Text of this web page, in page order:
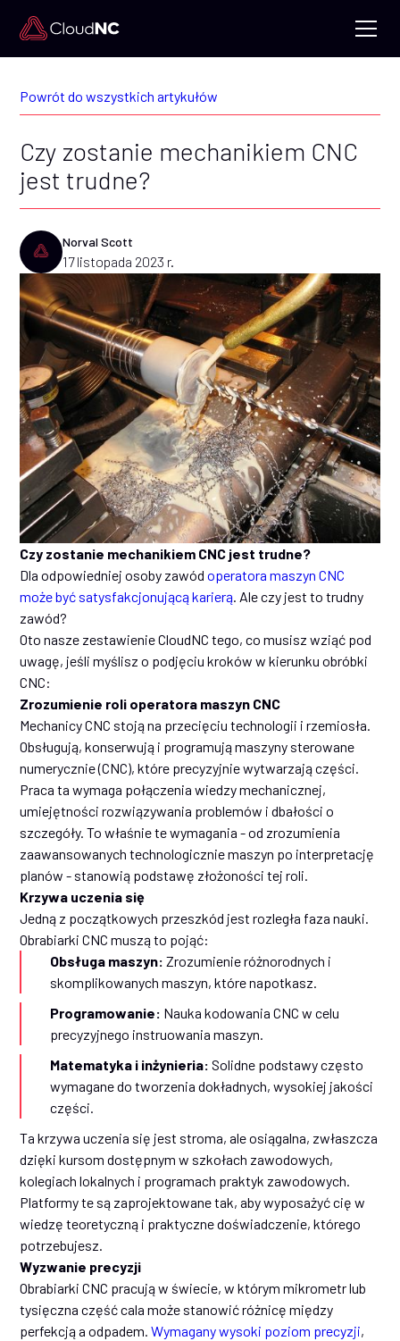
Powrót do wszystkich artykułów
Czy zostanie mechanikiem CNC
jest trudne?
Norval Scott
17 listopada 2023 r.
Czy zostanie mechanikiem CNC jest trudne?
Dla odpowiedniej osoby zawódoperatora maszyn CNC
może być satysfakcjonującą karierą. Ale czy jest to trudny
zawód?
Oto nasze zestawienie CloudNC tego, co musisz wziąć pod
uwagę, jeśli myślisz o podjęciu kroków w kierunku obróbki
CNC:
Zrozumienie roli operatora maszyn CNC
Mechanicy CNC stoją na przecięciu technologii i rzemiosła.
Obsługują, konserwują i programują maszyny sterowane
numerycznie (CNC), które precyzyjnie wytwarzają części.
Praca ta wymaga połączenia wiedzy mechanicznej,
umiejętności rozwiązywania problemów i dbałości o
szczegóły. To właśnie te wymagania - od zrozumienia
zaawansowanych technologicznie maszyn po interpretację
planów - stanowią podstawę złożoności tej roli.
Krzywa uczenia się
Jedną z początkowych przeszkód jest rozległa faza nauki.
Obrabiarki CNC muszą to pojąć:
Obsługa maszyn: Zrozumienie różnorodnych i
skomplikowanych maszyn, które napotkasz.
Programowanie: Nauka kodowania CNC w celu
precyzyjnego instruowania maszyn.
Matematyka i inżynieria: Solidne podstawy często
wymagane do tworzenia dokładnych, wysokiej jakości
części.
Ta krzywa uczenia się jest stroma, ale osiągalna, zwłaszcza
dzięki kursom dostępnym w szkołach zawodowych,
kolegiach lokalnych i programach praktyk zawodowych.
Platformy te są zaprojektowane tak, aby wyposażyć cię w
wiedzę teoretyczną i praktyczne doświadczenie, którego
potrzebujesz.
Wyzwanie precyzji
Obrabiarki CNC pracują w świecie, w którym mikrometr lub
tysięczna część cala może stanowić różnicę między
perfekcją a odpadem.Wymagany wysoki poziom precyzji,